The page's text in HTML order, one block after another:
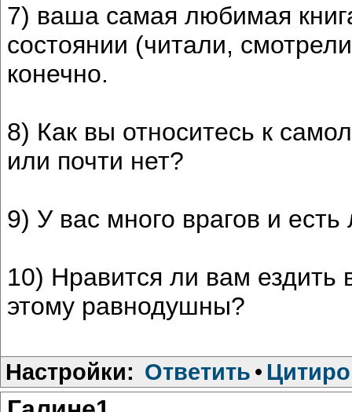
7) ваша самая любимая
состоянии (читали,
конечно.
8) Как вы относитесь к
или почти нет?
9) У вас много врагов и
10) Нравится ли вам ездить
этому равнодушны?
Настройки: Ответить •